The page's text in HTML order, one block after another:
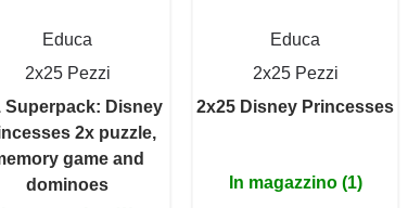
Educa
2x25 Pezzi
Superpack: Disney
2x puzzle,
game and
dominoes
Educa
2x25 Pezzi
2x25 Disney Princesses
In magazzino (1)